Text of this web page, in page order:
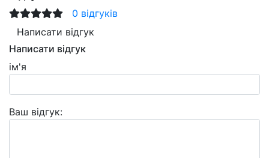
0 відгуків
Написати відгук
Написати відгук
ім'я
Ваш відгук: